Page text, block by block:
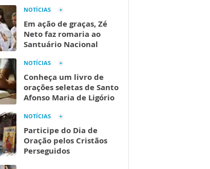
NOTÍCIAS
Em ação de graças, Zé
Neto faz romaria ao
Santuário Nacional
NOTÍCIAS
Conheça um livro de
orações seletas de Santo
Afonso Maria de Ligório
NOTÍCIAS
Participe do Dia de
Oração pelos Cristãos
Perseguidos